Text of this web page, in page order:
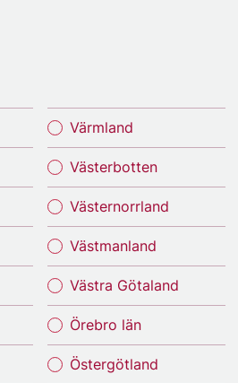
Värmland
Västerbotten
Västernorrland
Västmanland
Västra Götaland
Örebro län
Östergötland